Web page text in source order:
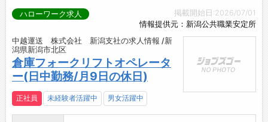
掲載開始日:2026/07/01
情報提供元：新潟公共職業安定所
ハローワーク求人
中越運送 株式会社 新潟支社の求人情報 /新
潟県新潟市北区
倉庫フォークリフトオペレータ
ー(日中勤務/月9日の休日)
正社員 未経験者活躍中 男女活躍中